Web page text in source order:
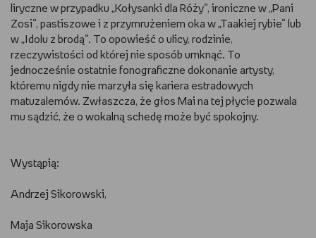
WYWIADY
WSZYSTKO O LEGO
liryczne w przypadku „Kołysanki dla Róży“, ironiczne w „Pani
Zosi“, pastiszowe i z przymrużeniem oka w „Taakiej rybie“ lub
w „Idolu z brodą“. To opowieść o ulicy, rodzinie,
rzeczywistości od której nie sposób umknąć. To
jednocześnie ostatnie fonograficzne dokonanie artysty,
któremu nigdy nie marzyła się kariera estradowych
matuzalemów. Zwłaszcza, że głos Mai na tej płycie pozwala
mu sądzić, że o wokalną schedę może być spokojny.
Wystąpią:
Andrzej Sikorowski,
Maja Sikorowska